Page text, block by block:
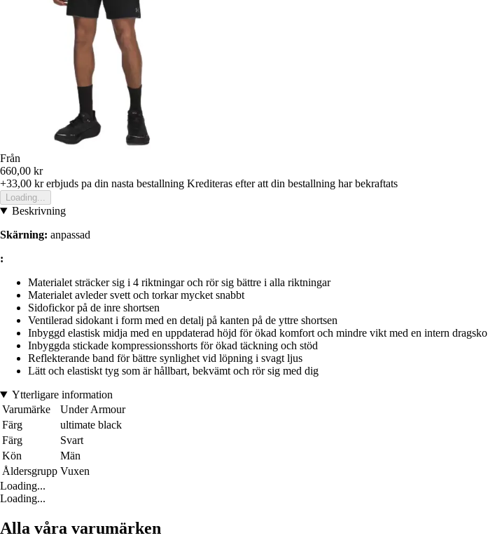
Från
660,00 kr
+33,00 krerbjuds pa din nasta bestallning Krediteras efter att din bestallning har bekraftats
Loading...
Beskrivning
Skärning: anpassad
:
Materialet sträcker sig i 4 riktningar och rör sig bättre i alla riktningar
Materialet avleder svett och torkar mycket snabbt
Sidofickor på de inre shortsen
Ventilerad sidokant i form med en detalj på kanten på de yttre shortsen
Inbyggd elastisk midja med en uppdaterad höjd för ökad komfort och mindre vikt med en intern dragsko
Inbyggda stickade kompressionsshorts för ökad täckning och stöd
Reflekterande band för bättre synlighet vid löpning i svagt ljus
Lätt och elastiskt tyg som är hållbart, bekvämt och rör sig med dig
Ytterligare information
Varumärke
Under Armour
Färg
ultimate black
Färg
Svart
Kön
Män
Åldersgrupp Vuxen
Loading...
Loading...
Alla våra varumärken